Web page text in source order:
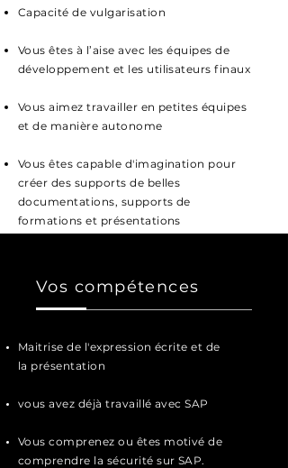
Capacité de vulgarisation
Vous êtes à l’aise avec les équipes de
développement et les utilisateurs finaux
Vous aimez travailler en petites équipes
et de manière autonome
Vous êtes capable d'imagination pour
créer des supports de belles
documentations, supports de
formations et présentations
Vos compétences
Maitrise de l'expression écrite et de
la présentation
vous avez déjà travaillé avec SAP
Vous comprenez ou êtes motivé de
comprendre la sécurité sur SAP.